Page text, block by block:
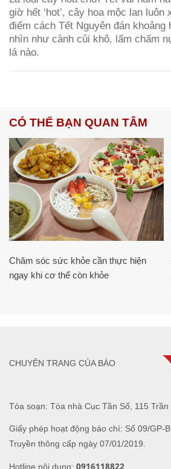
giờ hết ‘hot’, cây hoa mộc lan luôn
điểm cách Tết Nguyên đán khoảng
nhìn như cành củi khô, lấm chấm
lá nào.
CÓ THỂ BẠN QUAN TÂM
Chăm sóc sức khỏe cần thực hiện
ngay khi cơ thể còn khỏe
Tòa soạn: Tòa nhà Cục Tần Số, 115
Giấy phép hoạt động báo chí: Số 09/GP-
Truyền thông cấp ngày 07/01/2019.
Hotline nội dung: 0916118822
CHUYÊN TRANG CỦA BÁO